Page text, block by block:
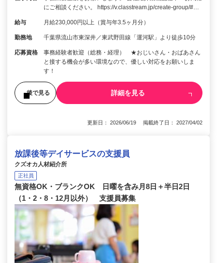
にご相談ください。 https://v.classtream.jp/create-group/#…
給与 月給230,000円以上（賞与年3.5ヶ月分）
勤務地 千葉県流山市東深井／東武野田線「運河駅」より徒歩10分
応募資格
事務経験者歓迎（総務・経理） ★おじいさん・おばあさん
と接する機会が多い環境なので、優しい対応をお願いしま
す！
後で見る 詳細を見る
更新日： 2026/06/19 掲載終了日： 2027/04/02
放課後等デイサービスの支援員
クズオカ人材紹介所
正社員
無資格OK・ブランクOK 日曜を含み月8日＋半日2日
（1・2・8・12月以外） 支援員募集